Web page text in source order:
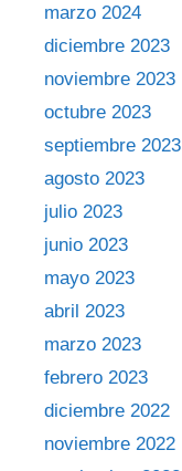
marzo 2024
diciembre 2023
noviembre 2023
octubre 2023
septiembre 2023
agosto 2023
julio 2023
junio 2023
mayo 2023
abril 2023
marzo 2023
febrero 2023
diciembre 2022
noviembre 2022